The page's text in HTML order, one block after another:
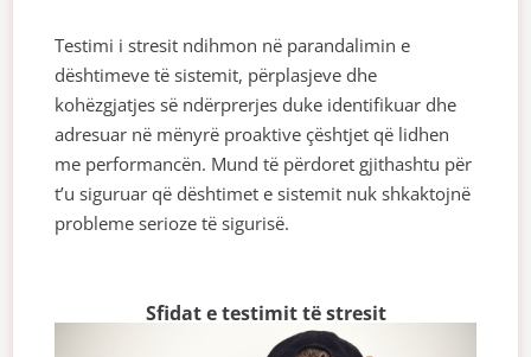
Testimi i stresit ndihmon në parandalimin e
dështimeve të sistemit, përplasjeve dhe
kohëzgjatjes së ndërprerjes duke identifikuar dhe
adresuar në mënyrë proaktive çështjet që lidhen
me performancën. Mund të përdoret gjithashtu për
t’u siguruar që dështimet e sistemit nuk shkaktojnë
probleme serioze të sigurisë.
Sfidat e testimit të stresit